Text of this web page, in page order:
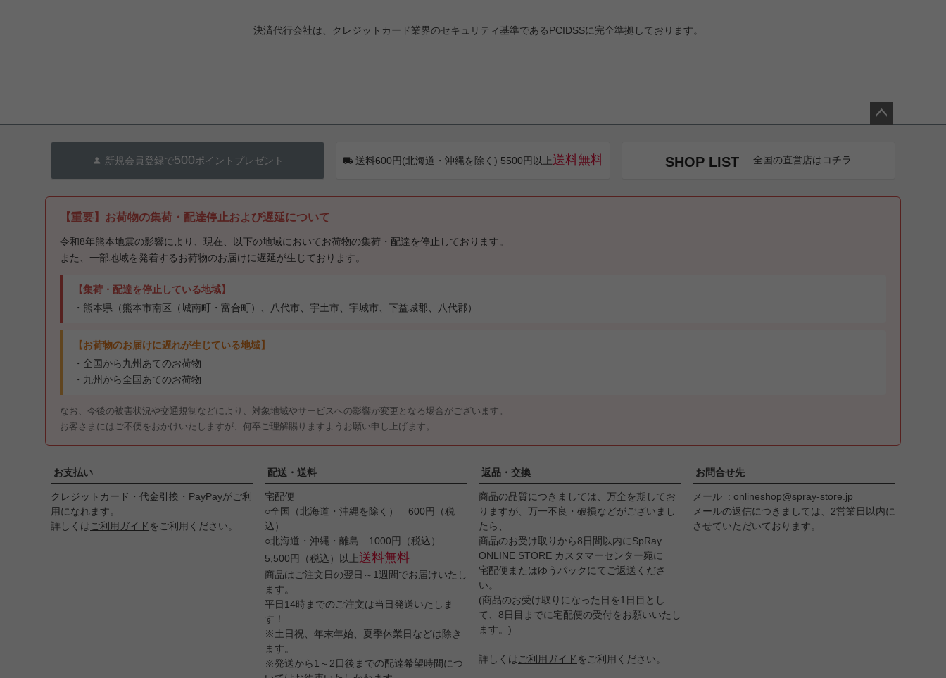
決済代行会社は、クレジットカード業界のセキュリティ基準であるPCIDSSに完全準拠しております。
新規会員登録で500ポイントプレゼント 送料600円(北海道・沖縄を除く) 5500円以上送料無料 SHOP LIST 全国の直営店はコチラ
【重要】お荷物の集荷・配達停止および遅延について
令和8年熊本地震の影響により、現在、以下の地域においてお荷物の集荷・配達を停止しております。
また、一部地域を発着するお荷物のお届けに遅延が生じております。
【集荷・配達を停止している地域】
・熊本県（熊本市南区（城南町・富合町）、八代市、宇土市、宇城市、下益城郡、八代郡）
【お荷物のお届けに遅れが生じている地域】
・全国から九州あてのお荷物
・九州から全国あてのお荷物
なお、今後の被害状況や交通規制などにより、対象地域やサービスへの影響が変更となる場合がございます。
お客さまにはご不便をおかけいたしますが、何卒ご理解賜りますようお願い申し上げます。
お支払い
クレジットカード・代金引換・PayPayがご利
用になれます。
詳しくは ご利用ガイド をご利用ください。
配送・送料
宅配便
○全国（北海道・沖縄を除く） 600円（税
込）
○北海道・沖縄・離島 1000円（税込）
5,500円（税込）以上送料無料
商品はご注文日の翌日～1週間でお届けいたし
ます。
平日14時までのご注文は当日発送いたしま
す！
※土日祝、年末年始、夏季休業日などは除き
ます。
※発送から1～2日後までの配達希望時間につ
返品・交換
商品の品質につきましては、万全を期してお
りますが、万一不良・破損などがございまし
たら、
商品のお受け取りから8日間以内にSpRay
ONLINE STORE カスタマーセンター宛に
宅配便またはゆうパックにてご返送くださ
い。
(商品のお受け取りになった日を1日目とし
て、8日目までに宅配便の受付をお願いいたし
ます。)
詳しくは ご利用ガイド をご利用ください。
お問合せ先
メール
onlineshop@spray-store.jp
メールの返信につきましては、2営業日以内に
させていただいております。